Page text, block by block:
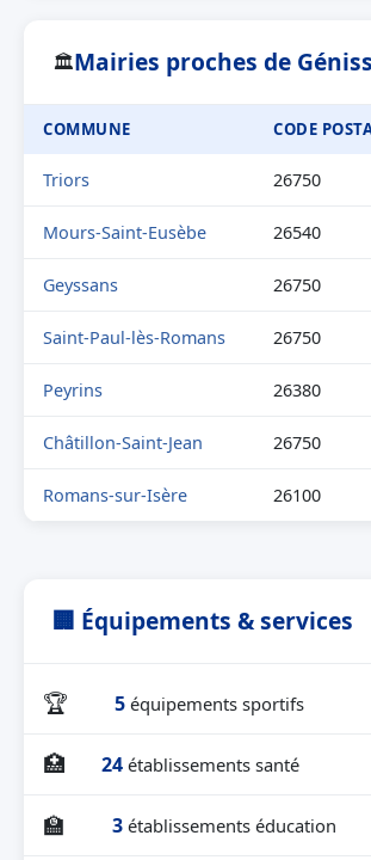
🏛Mairies proches de
COMMUNE CODE
Triors 26750
Mours-Saint-Eusèbe 26540
Geyssans 26750
Saint-Paul-lès-Romans 26750
Peyrins 26380
Châtillon-Saint-Jean 26750
Romans-sur-Isère 26100
🏢 Équipements & services
🏆 5 équipements sportifs
🏥 24 établissements santé
🏫 3 établissements éducation